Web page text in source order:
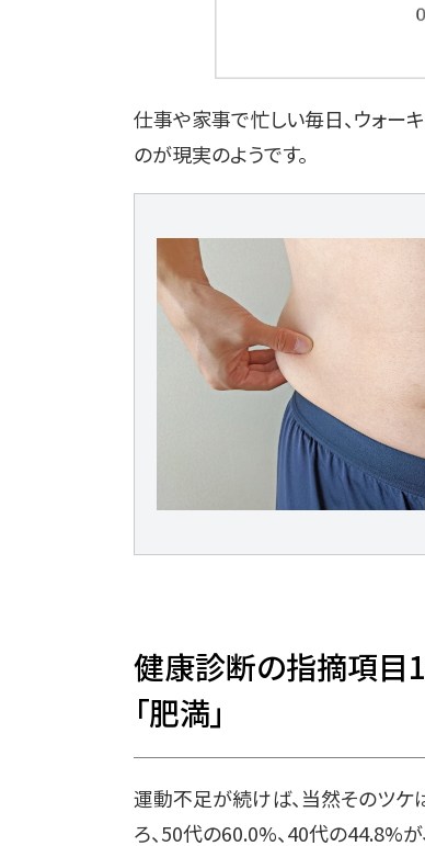
仕事や家事で忙しい毎日、ウォー
のが現実のようです。
健康診断の指摘項目1
「肥満」
運動不足が続けば、当然そのツケ
ろ、50代の60.0%、40代の44.8%